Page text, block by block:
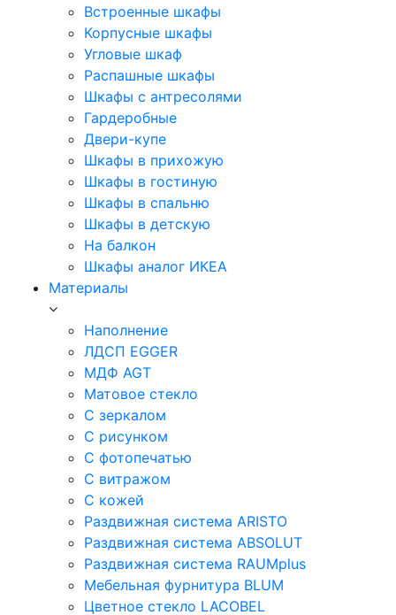
Встроенные шкафы
Корпусные шкафы
Угловые шкаф
Распашные шкафы
Шкафы с антресолями
Гардеробные
Двери-купе
Шкафы в прихожую
Шкафы в гостиную
Шкафы в спальню
Шкафы в детскую
На балкон
Шкафы аналог ИКЕА
Материалы
Наполнение
ЛДСП EGGER
МДФ AGT
Матовое стекло
С зеркалом
С рисунком
С фотопечатью
С витражом
С кожей
Раздвижная система ARISTO
Раздвижная система ABSOLUT
Раздвижная система RAUMplus
Мебельная фурнитура BLUM
Цветное стекло LACOBEL